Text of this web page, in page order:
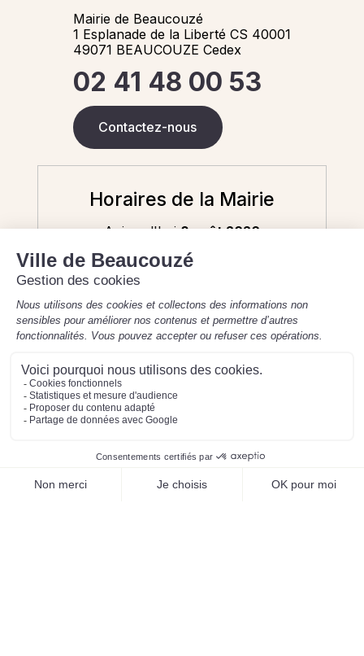
Mairie de Beaucouzé
1 Esplanade de la Liberté CS 40001
49071 BEAUCOUZE Cedex
02 41 48 00 53
Contactez-nous
Horaires de la Mairie
Aujourd'hui8 août 2026
Fermé - 9h-12h (état civil uniquement)